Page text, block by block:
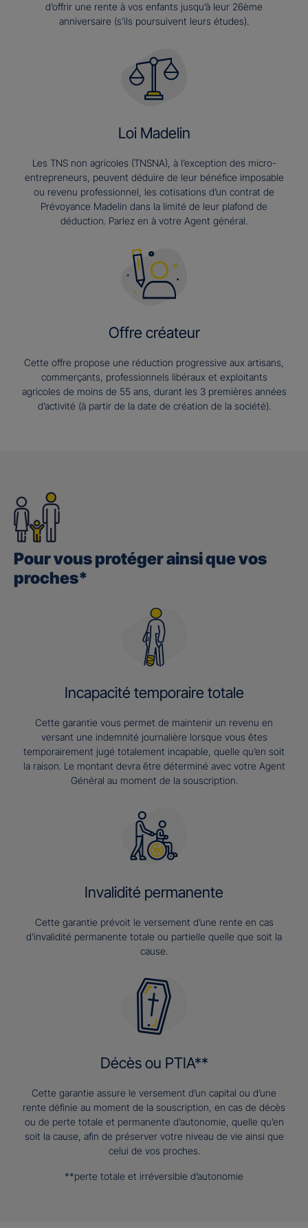
d’offrir une rente à vos enfants jusqu’à leur 26ème
anniversaire (s’ils poursuivent leurs études).​
Loi Madelin
Les TNS non agricoles (TNSNA), à l’exception des micro-
entrepreneurs, peuvent déduire de leur bénéfice imposable
ou revenu professionnel, les cotisations d’un contrat de
Prévoyance Madelin dans la limité de leur plafond de
déduction. Parlez en à votre Agent général.
Offre créateur
Cette offre propose une réduction progressive aux artisans,
commerçants, professionnels libéraux et exploitants
agricoles de moins de 55 ans, durant les 3 premières années
d’activité (à partir de la date de création de la société).
Pour vous protéger ainsi que vos
proches*
Incapacité temporaire totale
Cette garantie vous permet de maintenir un revenu en
versant une indemnité journalière lorsque vous êtes
temporairement jugé totalement incapable, quelle qu’en soit
la raison. Le montant devra être déterminé avec votre Agent
Général au moment de la souscription.
Invalidité permanente
Cette garantie prévoit le versement d’une rente en cas
d’invalidité permanente totale ou partielle quelle que soit la
cause.
Décès ou PTIA**
Cette garantie assure le versement d’un capital ou d’une
rente définie au moment de la souscription, en cas de décès
ou de perte totale et permanente d’autonomie, quelle qu’en
soit la cause, afin de préserver votre niveau de vie ainsi que
celui de vos proches.
**perte totale et irréversible d’autonomie